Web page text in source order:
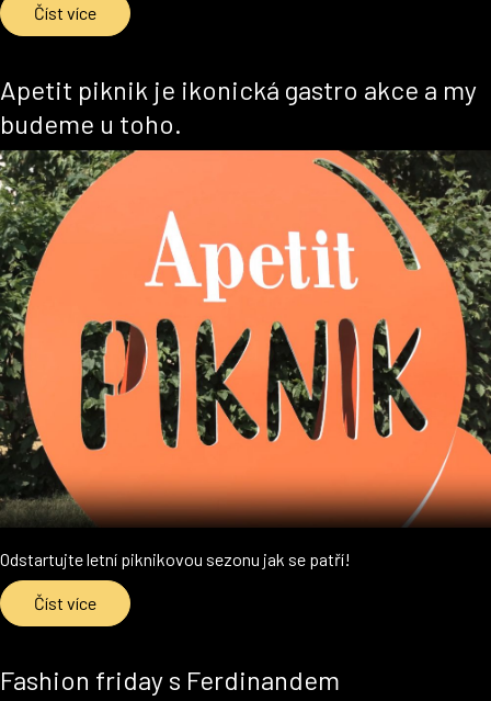
Číst více
Apetit piknik je ikonická gastro akce a my
budeme u toho.
Odstartujte letní piknikovou sezonu jak se patří!
Číst více
Fashion friday s Ferdinandem